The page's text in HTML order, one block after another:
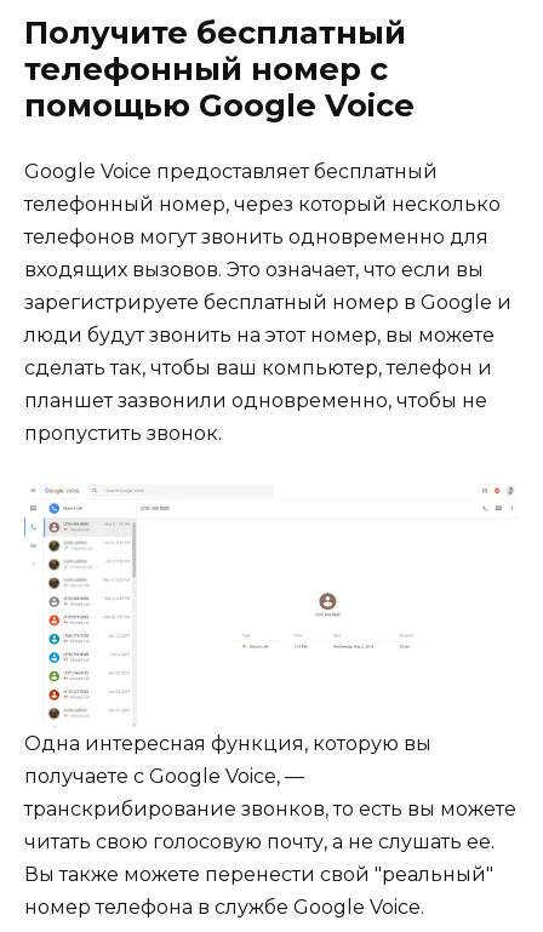
Получите бесплатный
телефонный номер с
помощью Google Voice
Google Voice предоставляет бесплатный
телефонный номер, через который несколько
телефонов могут звонить одновременно для
входящих вызовов. Это означает, что если вы
зарегистрируете бесплатный номер в Google и
люди будут звонить на этот номер, вы можете
сделать так, чтобы ваш компьютер, телефон и
планшет зазвонили одновременно, чтобы не
пропустить звонок.
Одна интересная функция, которую вы
получаете с Google Voice, —
транскрибирование звонков, то есть вы можете
читать свою голосовую почту, а не слушать ее.
Вы также можете перенести свой "реальный"
номер телефона в службе Google Voice.